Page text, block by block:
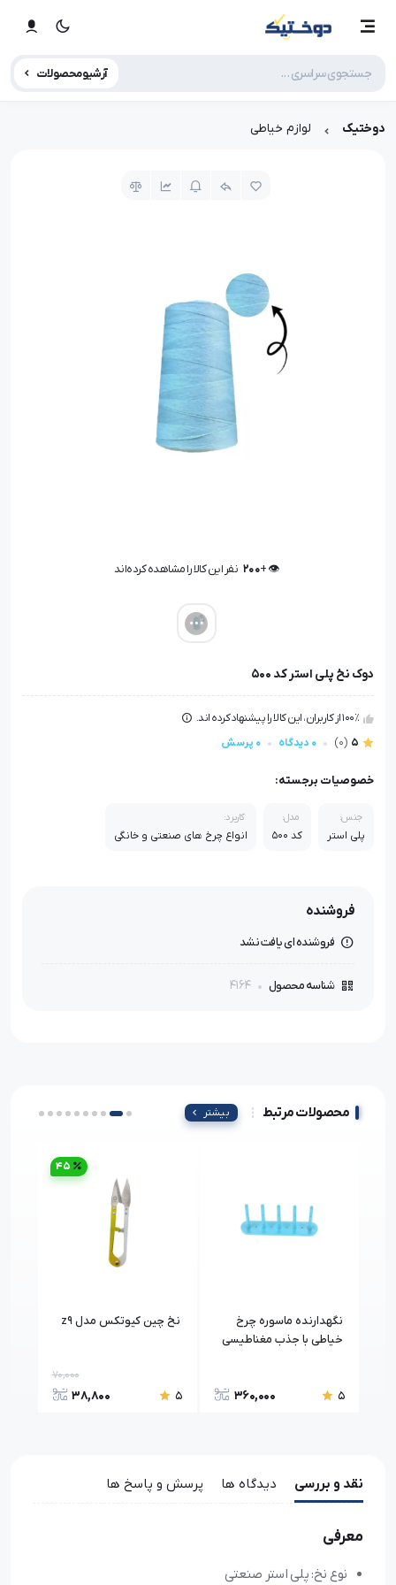
آرشیو محصولات
دوختیک لوازم خیاطی
👁️ +
200 نفر این کالا را مشاهده کرده‌اند
دوک نخ پلی استر کد ۵۰۰
100٪ از کاربران، این کالا را پیشنهاد کرده اند.
5
(0) 0 دیدگاه 0 پرسش
خصوصیات برجسته:
جنس:
پلی استر
مدل:
کد ۵۰۰
کاربرد:
انواع چرخ های صنعتی و خانگی
فروشنده
فروشنده ای یافت نشد
شناسه محصول 4164
محصولات مرتبط بیشتر
نگهدارنده ماسوره چرخ
خیاطی با جذب مغناطیسی
5
360,000
نخ چین کیوتکس مدل z9
5
70,000
38,800
45
نقد و بررسی دیدگاه ها پرسش و پاسخ ها
معرفی
نوع نخ: پلی استر صنعتی